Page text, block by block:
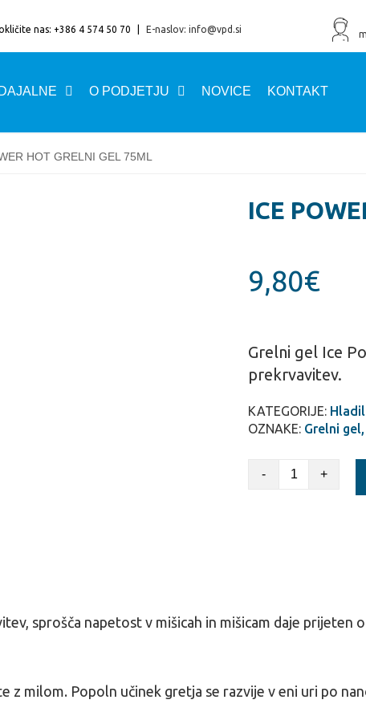
nas: +386 4 574 50 70 E-naslov: info@vpd.si
O PODJETJU NOVICE KONTAKT
HOT GRELNI GEL 75ML
ICE
9,80€
Grelni gel Ice
prekrvavitev.
KATEGORIJE:
OZNAKE: Grelni gel
- +
sprošča napetost v mišicah in mišicam daje prijeten
z milom. Popoln učinek gretja se razvije v eni uri po